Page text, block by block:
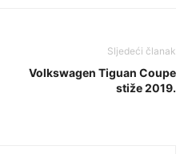
Sljedeći članak
Volkswagen Tiguan Coupe
stiže 2019.